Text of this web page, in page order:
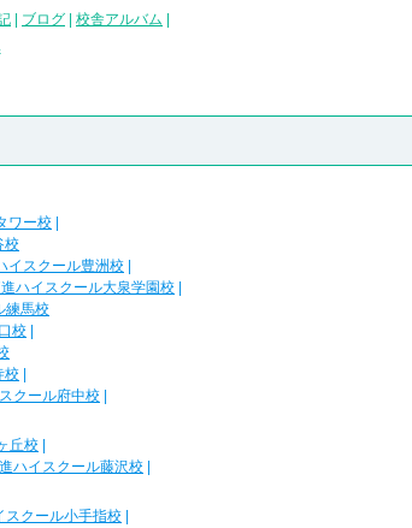
ブログ 校舎アルバム
ワー校
校
イスクール豊洲校
ハイスクール大泉学園校
練馬校
校
校
クール府中校
丘校
ハイスクール藤沢校
スクール小手指校